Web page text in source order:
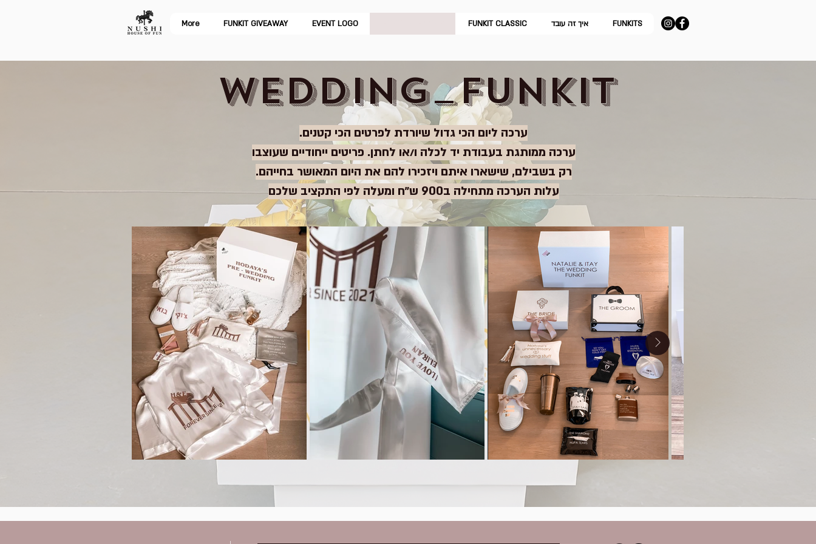
FUNKITS איך זה עובד FUNKIT CLASSIC
EVENT LOGO
FUNKIT GIVEAWAY
More
ערכה ליום הכי גדול שיורדת לפרטים הכי קטנים.
ערכה ממותגת בעבודת יד לכלה ו/או לחתן. פריטים ייחודיים שעוצבו
רק בשבילם, שישארו איתם ויזכירו להם את היום המאושר בחייהם.
עלות הערכה מתחילה ב900 ש״ח ומעלה לפי התקציב שלכם
WEDDING_FUNKIT